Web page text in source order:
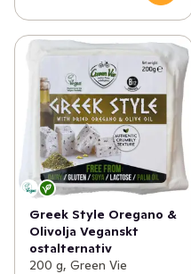
Greek Style Oregano &
Olivolja Veganskt
ostalternativ
200 g, Green Vie